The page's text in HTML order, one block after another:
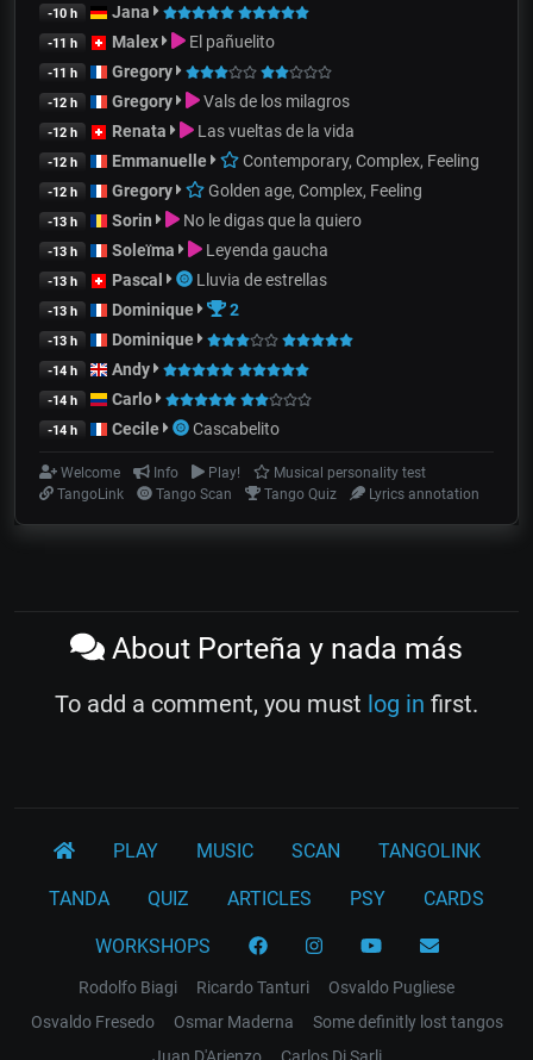
-10 h Jana
-11 h Malex El pañuelito
-11 h Gregory
-12 h Gregory Vals de los milagros
-12 h Renata Las vueltas de la vida
-12 h Emmanuelle Contemporary, Complex, Feeling
-12 h Gregory Golden age, Complex, Feeling
-13 h Sorin No le digas que la quiero
-13 h Soleïma Leyenda gaucha
-13 h Pascal Lluvia de estrellas
-13 h Dominique 2
-13 h Dominique
-14 h Andy
-14 h Carlo
-14 h Cecile Cascabelito
Welcome Info Play!
Musical personality test
TangoLink
Tango Scan Tango Quiz Lyrics annotation
About Porteña y nada más
To add a comment, you must log in first.
PLAY MUSIC SCAN TANGOLINK
TANDA QUIZ ARTICLES PSY CARDS
WORKSHOPS
Rodolfo Biagi Ricardo Tanturi
Osvaldo Pugliese
Osvaldo Fresedo
Osmar Maderna
Some definitly lost tangos
Juan D'Arienzo
Carlos Di Sarli